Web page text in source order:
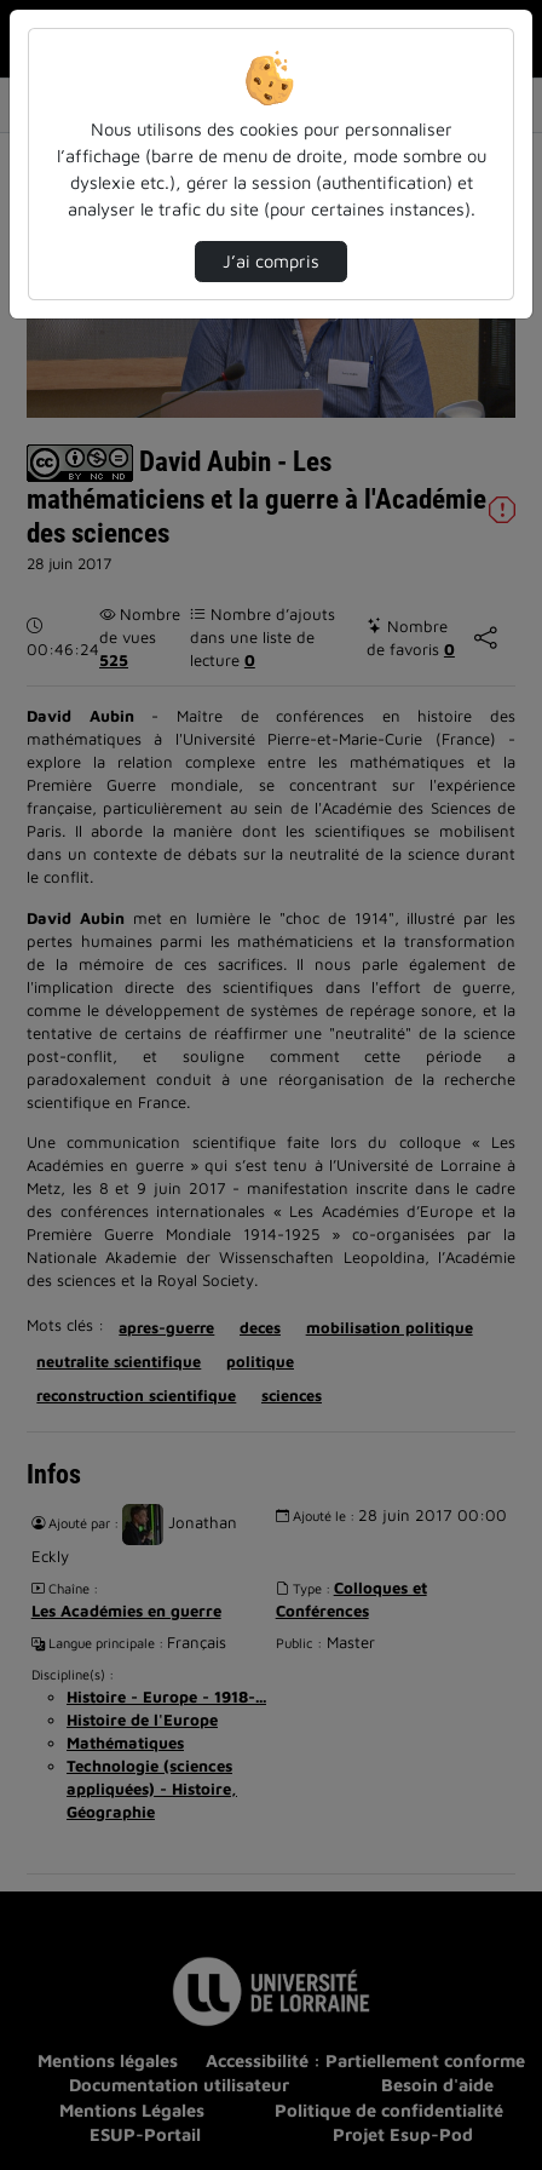
David Aubin - Les mathématiciens et la guerr…
Lire
la
vidéo
David Aubin - Les
mathématiciens et la guerre à l'Académie
des sciences
28 juin 2017
Durée :
00:46:24
Nombre
de vues
525
Nombre d’ajouts
dans une liste de
lecture 0
Nombre
de favoris 0
David Aubin - Maître de conférences en histoire des
mathématiques à l'Université Pierre-et-Marie-Curie (France) -
explore la relation complexe entre les mathématiques et la
Première Guerre mondiale, se concentrant sur l'expérience
française, particulièrement au sein de l'Académie des Sciences de
Paris. Il aborde la manière dont les scientifiques se mobilisent
dans un contexte de débats sur la neutralité de la science durant
le conflit.
David Aubin met en lumière le "choc de 1914", illustré par les
pertes humaines parmi les mathématiciens et la transformation
de la mémoire de ces sacrifices. Il nous parle également de
l'implication directe des scientifiques dans l'effort de guerre,
comme le développement de systèmes de repérage sonore, et la
tentative de certains de réaffirmer une "neutralité" de la science
post-conflit, et souligne comment cette période a
paradoxalement conduit à une réorganisation de la recherche
scientifique en France.
Une communication scientifique faite lors du colloque « Les
Académies en guerre » qui s’est tenu à l’Université de Lorraine à
Metz, les 8 et 9 juin 2017 - manifestation inscrite dans le cadre
des conférences internationales « Les Académies d’Europe et la
Première Guerre Mondiale 1914-1925 » co-organisées par la
Nationale Akademie der Wissenschaften Leopoldina, l’Académie
des sciences et la Royal Society.
Mots clés : apres-guerre deces
mobilisation politique
neutralite scientifique
politique
reconstruction scientifique
sciences
Infos
Ajouté par :
Jonathan
Eckly
Ajouté le : 28 juin 2017 00:00
Chaîne :
Les Académies en guerre
Type : Colloques et
Conférences
Langue principale : Français Public : Master
Discipline(s) :
Histoire - Europe - 1918-...
Histoire de l'Europe
Mathématiques
Technologie (sciences
appliquées) - Histoire,
Géographie
Mentions légales
Accessibilité : Partiellement conforme
Documentation utilisateur
Besoin d'aide
Mentions Légales
Politique de confidentialité
ESUP-Portail
Projet Esup-Pod
Nous utilisons des cookies pour personnaliser
l’affichage (barre de menu de droite, mode sombre ou
dyslexie etc.), gérer la session (authentification) et
analyser le trafic du site (pour certaines instances).
J’ai compris